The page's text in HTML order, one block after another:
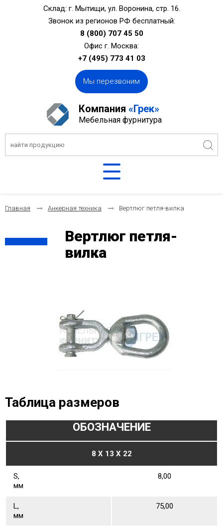
Склад: г. Мытищи, ул. Воронина, стр. 16.
Звонок из регионов РФ бесплатный:
8 (800) 707 45 50
Офис г. Москва:
+7 (495) 773 41 03
Мы перезвоним
Компания «Грек»
Мебельная фурнитура
Главная Анкерная техника Вертлюг петля-вилка
Вертлюг петля-
вилка
Таблица размеров
ОБОЗНАЧЕНИЕ
8 X 13 X 22
S,
мм
8,00
L,
мм
75,00